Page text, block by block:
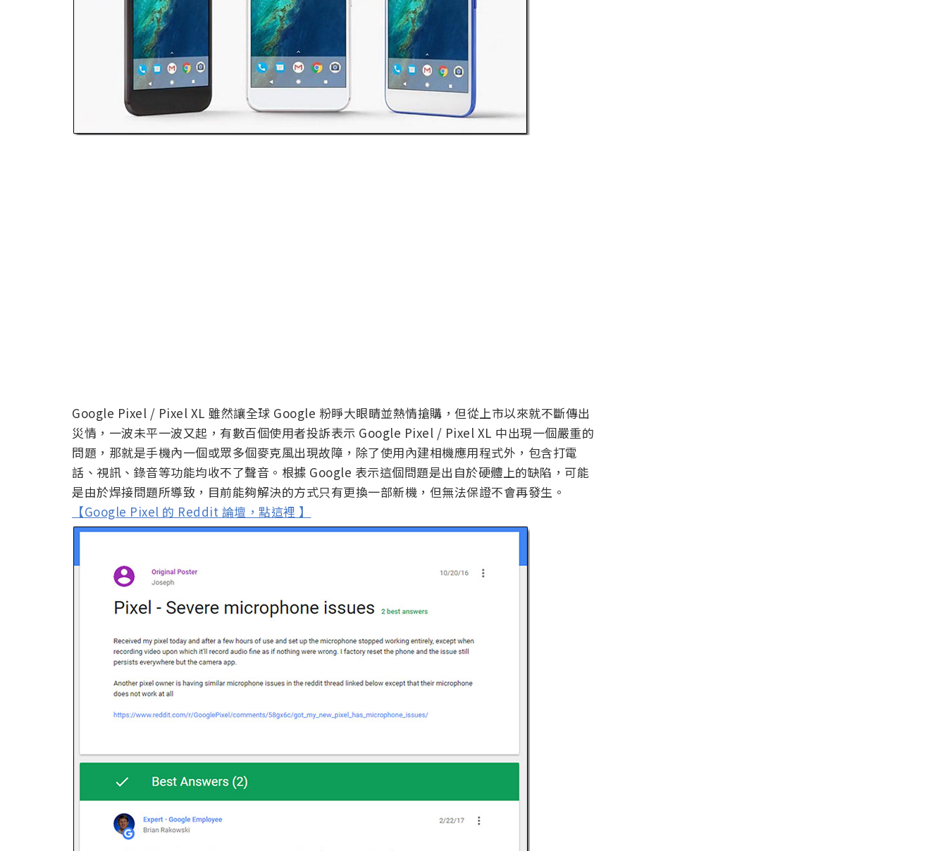
Google Pixel / Pixel XL 雖然讓全球 Google 粉睜大眼睛並熱情搶購，但從上市以來就不斷傳出
災情，一波未平一波又起，有數百個使用者投訴表示 Google Pixel / Pixel XL 中出現一個嚴重的
問題，那就是手機內一個或眾多個麥克風出現故障，除了使用內建相機應用程式外，包含打電
話、視訊、錄音等功能均收不了聲音。根據 Google 表示這個問題是出自於硬體上的缺陷，可能
是由於焊接問題所導致，目前能夠解決的方式只有更換一部新機，但無法保證不會再發生。
【Google Pixel 的 Reddit 論壇，點這裡 】